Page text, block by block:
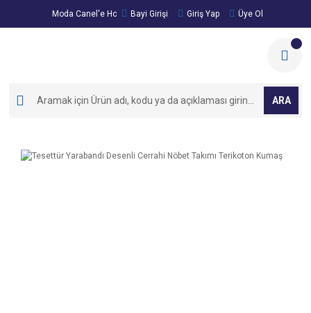
Moda Canel'e Hoşgeldiniz!
Bayi Girişi Giriş Yap Üye Ol
ARA